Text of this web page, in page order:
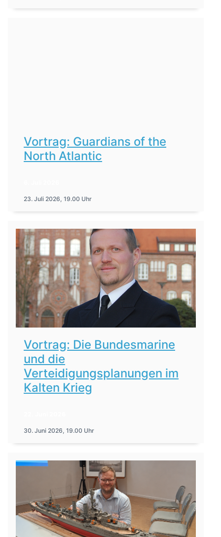
Vortrag: Guardians of the
North Atlantic
23. Juli 2026, 19.00 Uhr
Vortrag: Die Bundesmarine
und die
Verteidigungsplanungen im
Kalten Krieg
30. Juni 2026, 19.00 Uhr